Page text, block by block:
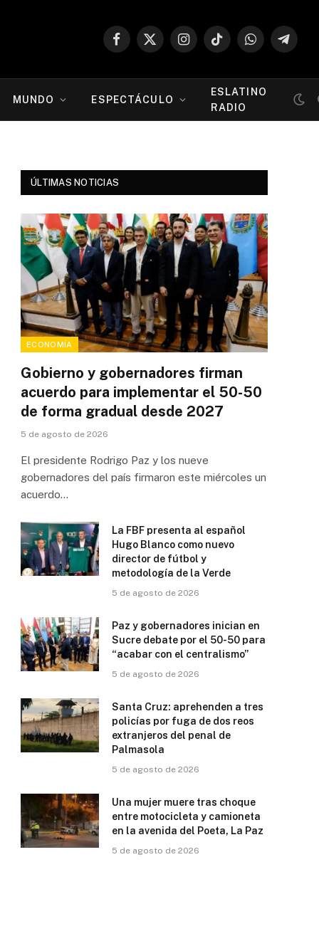
Facebook
X
InstagramTikTokWhatsApp
MUNDO ESPECTÁCULO
ESLATINO
RADIO
ÚLTIMAS NOTICIAS
ECONOMÍA
Gobierno y gobernadores firman
acuerdo para implementar el 50-50
de forma gradual desde 2027
5 de agosto de 2026
El presidente Rodrigo Paz y los nueve
gobernadores del país firmaron este miércoles un
acuerdo…
La FBF presenta al español
Hugo Blanco como nuevo
director de fútbol y
metodología de la Verde
5 de agosto de 2026
Paz y gobernadores inician en
Sucre debate por el 50-50 para
“acabar con el centralismo”
5 de agosto de 2026
Santa Cruz: aprehenden a tres
policías por fuga de dos reos
extranjeros del penal de
Palmasola
5 de agosto de 2026
Una mujer muere tras choque
entre motocicleta y camioneta
en la avenida del Poeta, La Paz
5 de agosto de 2026